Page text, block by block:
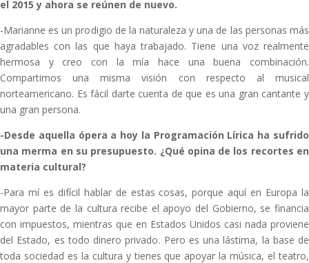
el 2015 y ahora se reúnen de nuevo.
-Marianne es un prodigio de la naturaleza y una de las personas más
agradables con las que haya trabajado. Tiene una voz realmente
hermosa y creo con la mía hace una buena combinación.
Compartimos una misma visión con respecto al musical
norteamericano. Es fácil darte cuenta de que es una gran cantante y
una gran persona.
-Desde aquella ópera a hoy la Programación Lírica ha sufrido
una merma en su presupuesto. ¿Qué opina de los recortes en
materia cultural?
-Para mí es difícil hablar de estas cosas, porque aquí en Europa la
mayor parte de la cultura recibe el apoyo del Gobierno, se financia
con impuestos, mientras que en Estados Unidos casi nada proviene
del Estado, es todo dinero privado. Pero es una lástima, la base de
toda sociedad es la cultura y tienes que apoyar la música, el teatro,